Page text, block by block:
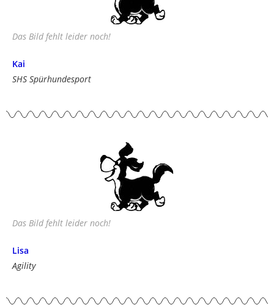
Das Bild fehlt leider noch!
Kai
SHS Spürhundesport
Das Bild fehlt leider noch!
Lisa
Agility